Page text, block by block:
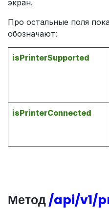
экран.
Про остальные поля
обозначают:
isPrinterSupported
isPrinterConnected
Метод/api/v1/